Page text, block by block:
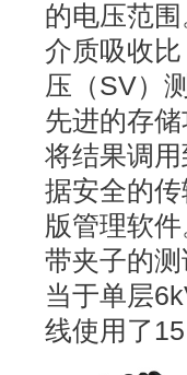
的电压范
介质吸收
压（SV）
先进的存
将结果调
据安全的
版管理软件
带夹子的
当于单层
线使用了